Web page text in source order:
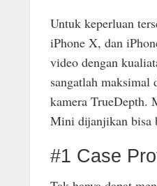
Untuk keperluan
iPhone X, dan
video dengan
sangatlah
kamera TrueDepth.
Mini dijanjikan bisa
#1 Case